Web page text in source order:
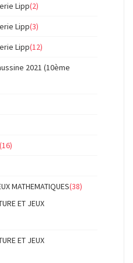
Lipp(2)
Lipp(3)
Lipp(12)
2021 (10ème
(16)
MATHEMATIQUES(38)
ET JEUX
ET JEUX